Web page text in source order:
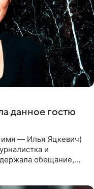
данное гостю
имя — Илья Яцкевич)
и
обещание,